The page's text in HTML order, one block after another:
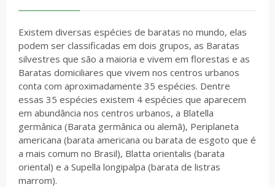
Existem diversas espécies de baratas no mundo, elas
podem ser classificadas em dois grupos, as Baratas
silvestres que são a maioria e vivem em florestas e as
Baratas domiciliares que vivem nos centros urbanos
conta com aproximadamente 35 espécies. Dentre
essas 35 espécies existem 4 espécies que aparecem
em abundância nos centros urbanos, a Blatella
germânica (Barata germânica ou alemã), Periplaneta
americana (barata americana ou barata de esgoto que é
a mais comum no Brasil), Blatta orientalis (barata
oriental) e a Supella longipalpa (barata de listras
marrom).